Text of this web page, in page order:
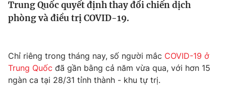
Tin tức
Thế giới đó đây
Kinh tế
Thị trường
Góc doanh nghiệp
Truyền hình
Trung Quốc quyết định thay đổi chiến dịch
phòng và điều trị COVID-19.
Chỉ riêng trong tháng nay, số người mắc COVID-19 ở
Trung Quốc đã gần bằng cả năm vừa qua, với hơn 15
ngàn ca tại 28/31 tỉnh thành - khu tự trị.